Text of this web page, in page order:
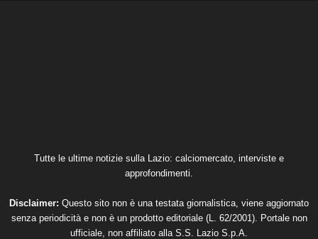
Tutte le ultime notizie sulla Lazio: calciomercato, interviste e
approfondimenti.
Disclaimer: Questo sito non è una testata giornalistica, viene aggiornato
senza periodicità e non è un prodotto editoriale (L. 62/2001). Portale non
ufficiale, non affiliato alla S.S. Lazio S.p.A.